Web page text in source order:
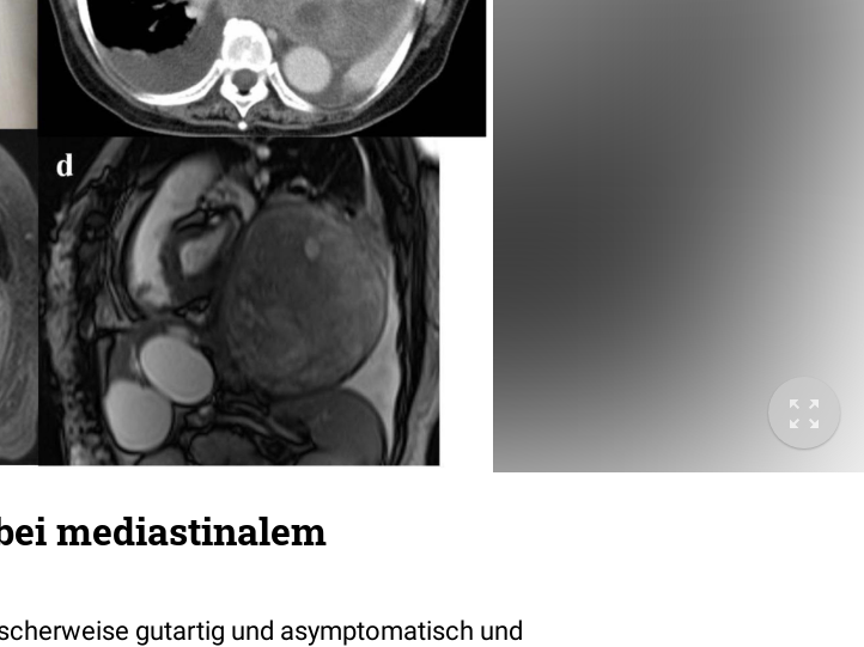
mediastinalem
gutartig und asymptomatisch und